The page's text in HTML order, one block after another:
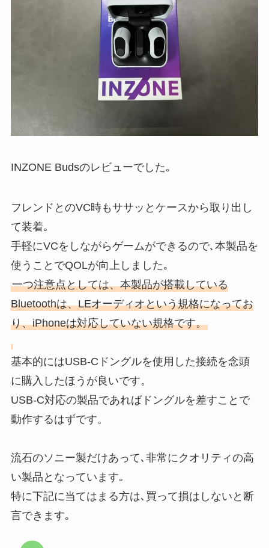
INZONE Budsのレビューでした｡
フレンドとのVC時もササッとケースから取り出し
て装着｡
手軽にVCをしながらゲームができるので､本製品を
使うことでQOLが向上しました｡
一つ注意点としては、本製品が搭載している
Bluetoothは、LEオーディオという規格になってお
り、iPhoneは対応していない規格です。
基本的にはUSB-Cドングルを使用した接続を念頭
に購入したほうが良いです。
USB-C対応の製品であればドングルを差すことで
動作するはずです。
流石のソニー製だけあって､非常にクオリティの高
い製品となっています｡
特に下記に当てはまる方は､買って損はしないと断
言できます｡